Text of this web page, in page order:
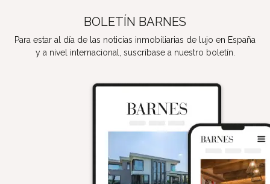
BOLETÍN BARNES
Para estar al día de las noticias inmobiliarias de lujo en España
y a nivel internacional, suscríbase a nuestro boletín.